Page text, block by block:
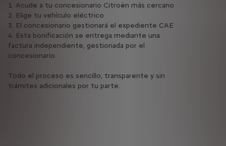
Acude a tu concesionario Citroën más cercano
Elige tu vehículo eléctrico
El concesionario gestionará el expediente CAE
Esta bonificación se entrega mediante una
factura independiente, gestionada por el
concesionario.
Todo el proceso es sencillo, transparente y sin
trámites adicionales por tu parte.